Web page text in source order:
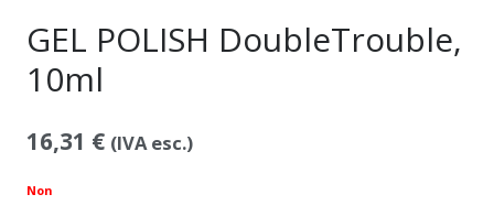
GEL POLISH DoubleTrouble,
10ml
16,31 € (IVA esc.)
Non